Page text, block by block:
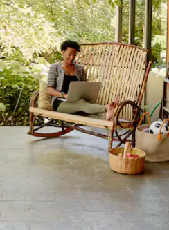
nach oben und unten oder